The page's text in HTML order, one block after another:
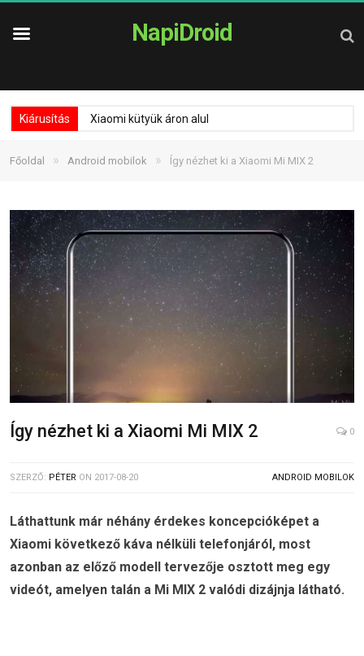
NapiDroid
Kiárusítás Xiaomi kütyük áron alul
Főoldal » Android mobilok » Így nézhet ki a Xiaomi Mi MIX 2
Így nézhet ki a Xiaomi Mi MIX 2 0
SZERZŐ: PÉTER ON 2017-08-20 ANDROID MOBILOK
Láthattunk már néhány érdekes koncepcióképet a
Xiaomi következő káva nélküli telefonjáról, most
azonban az előző modell tervezője osztott meg egy
videót, amelyen talán a Mi MIX 2 valódi dizájnja látható.